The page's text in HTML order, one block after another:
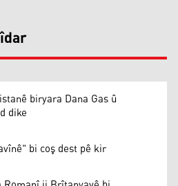
biryara Dana Gas û
dike
bi coş dest pê kir